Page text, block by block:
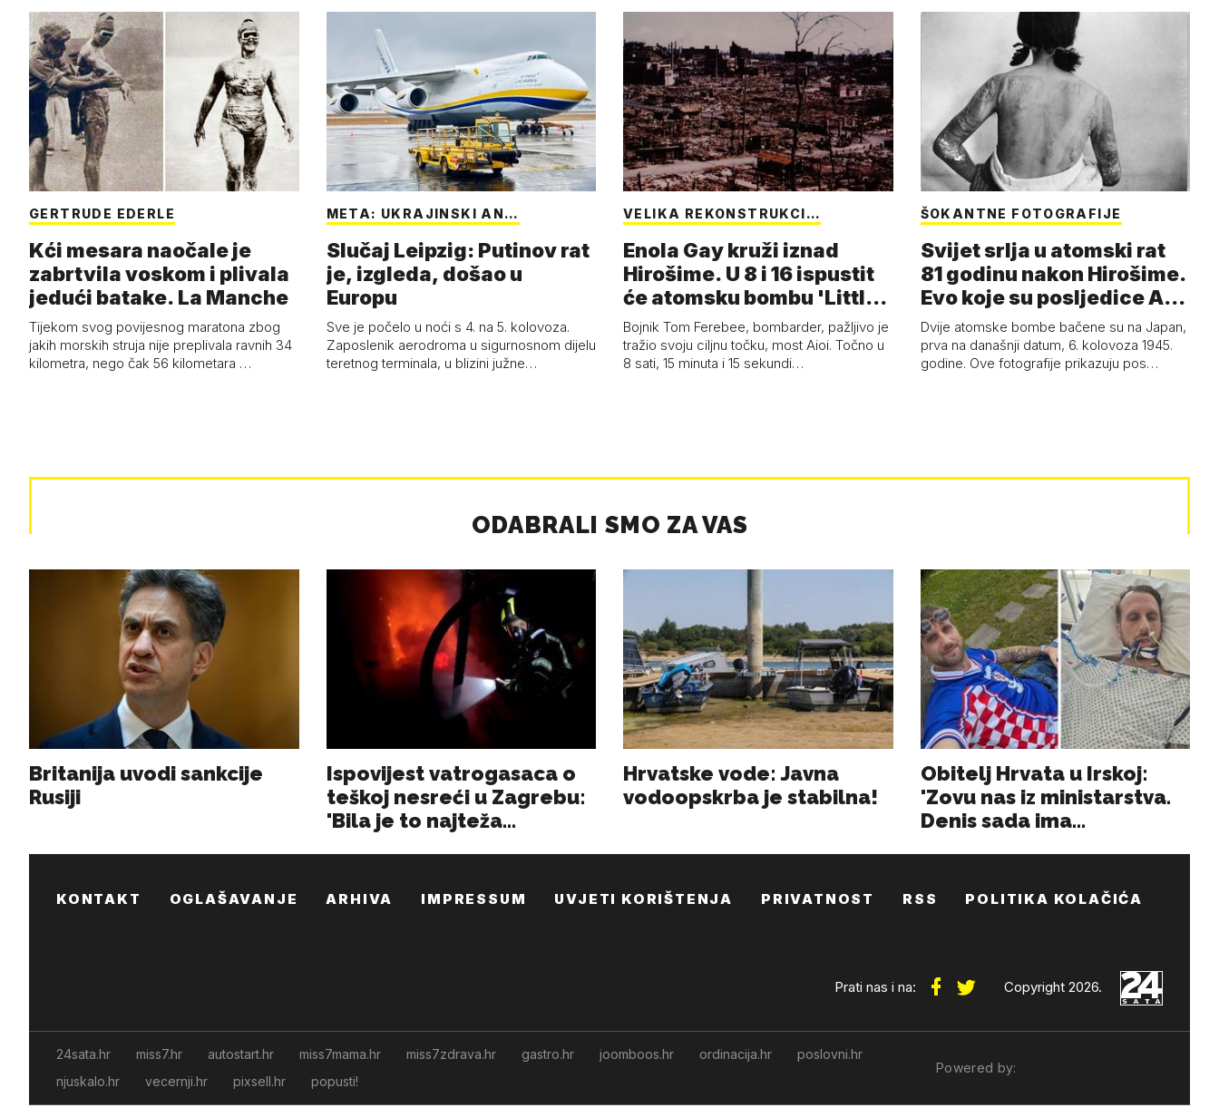
GERTRUDE EDERLE
Kći mesara naočale je
zabrtvila voskom i plivala
jedući batake. La Manche
Tijekom svog povijesnog maratona zbog
jakih morskih struja nije preplivala ravnih 34
kilometra, nego čak 56 kilometara …
META: UKRAJINSKI AN…
Slučaj Leipzig: Putinov rat
je, izgleda, došao u
Europu
Sve je počelo u noći s 4. na 5. kolovoza.
Zaposlenik aerodroma u sigurnosnom dijelu
teretnog terminala, u blizini južne…
VELIKA REKONSTRUKCI…
Enola Gay kruži iznad
Hirošime. U 8 i 16 ispustit
će atomsku bombu 'Little
Boy'
Bojnik Tom Ferebee, bombarder, pažljivo je
tražio svoju ciljnu točku, most Aioi. Točno u
8 sati, 15 minuta i 15 sekundi…
ŠOKANTNE FOTOGRAFIJE
Svijet srlja u atomski rat
81 godinu nakon Hirošime.
Evo koje su posljedice A-
b…
Dvije atomske bombe bačene su na Japan,
prva na današnji datum, 6. kolovoza 1945.
godine. Ove fotografije prikazuju pos…
KONTAKT OGLAŠAVANJE ARHIVA IMPRESSUM UVJETI KORIŠTENJA PRIVATNOST RSS POLITIKA KOLAČIĆA
Prati nas i na: Copyright 2026.
24sata.hr miss7.hr autostart.hr miss7mama.hr miss7zdrava.hr gastro.hr joomboos.hr ordinacija.hr
poslovni.hr
njuskalo.hr
vecernji.hr pixsell.hr popusti!
Powered by: